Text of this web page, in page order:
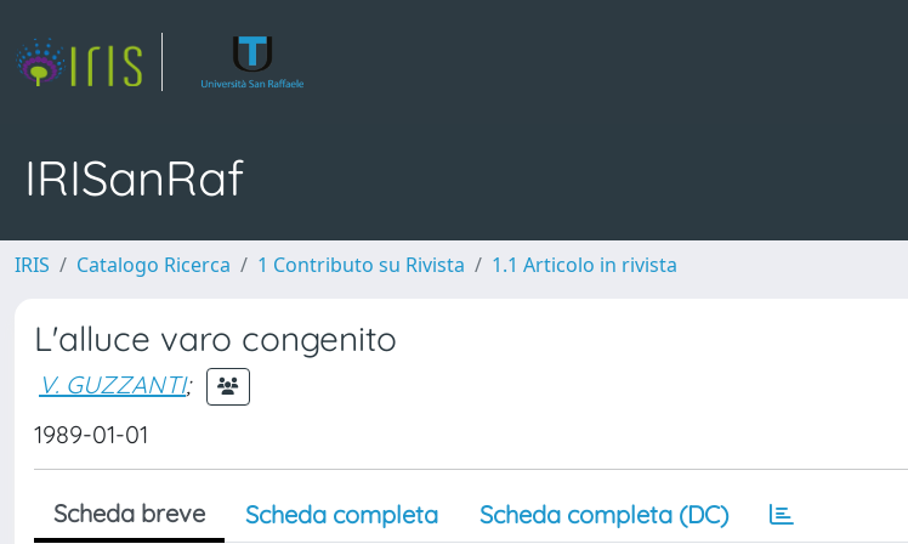
IRISanRaf
IRIS Catalogo Ricerca 1 Contributo su Rivista 1.1 Articolo in rivista
L'alluce varo congenito
V. GUZZANTI;
1989-01-01
Scheda breve Scheda completa Scheda completa (DC)